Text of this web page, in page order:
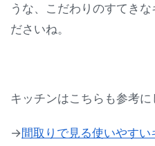
うな、こだわりのすてき
ださいね。
キッチンはこちらも参考に
→間取りで見る使いやす